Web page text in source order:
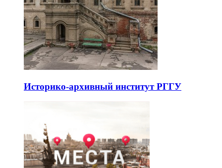
Историко-архивный институт РГГУ